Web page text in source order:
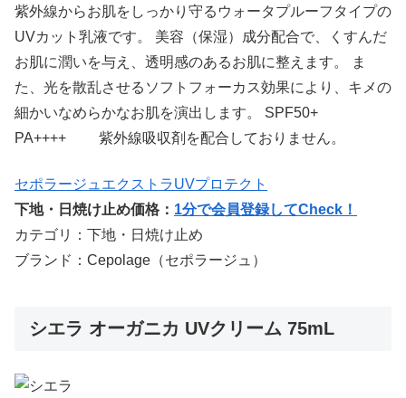
紫外線からお肌をしっかり守るウォータプルーフタイプの
UVカット乳液です。 美容（保湿）成分配合で、くすんだ
お肌に潤いを与え、透明感のあるお肌に整えます。 ま
た、光を散乱させるソフトフォーカス効果により、キメの
細かいなめらかなお肌を演出します。 SPF50+
PA++++ 紫外線吸収剤を配合しておりません。
セポラージュエクストラUVプロテクト
下地・日焼け止め価格： 1分で会員登録してCheck！
カテゴリ：下地・日焼け止め
ブランド：Cepolage（セポラージュ）
シエラ オーガニカ UVクリーム 75mL